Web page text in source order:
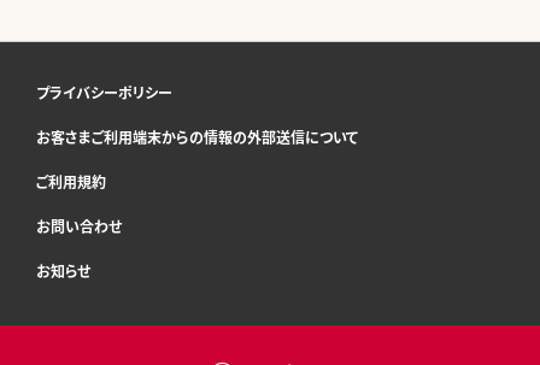
プライバシーポリシー
お客さまご利用端末からの情報の外部送信について
ご利用規約
お問い合わせ
お知らせ